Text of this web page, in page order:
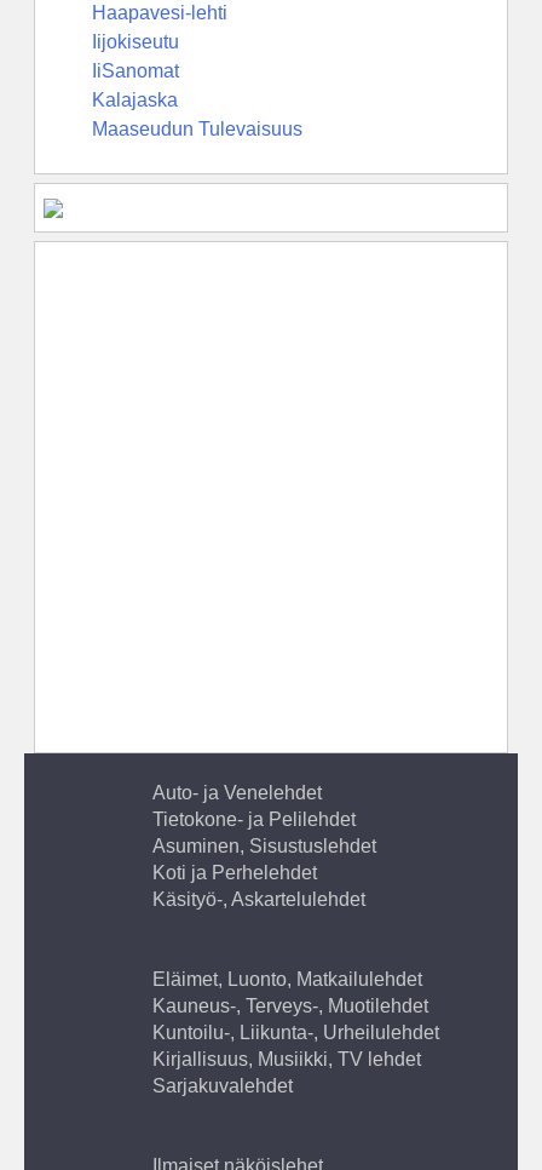
Haapavesi-lehti
Iijokiseutu
IiSanomat
Kalajaska
Maaseudun Tulevaisuus
Auto- ja Venelehdet
Tietokone- ja Pelilehdet
Asuminen, Sisustuslehdet
Koti ja Perhelehdet
Käsityö-, Askartelulehdet
Eläimet, Luonto, Matkailulehdet
Kauneus-, Terveys-, Muotilehdet
Kuntoilu-, Liikunta-, Urheilulehdet
Kirjallisuus, Musiikki, TV lehdet
Sarjakuvalehdet
Ilmaiset näköislehet